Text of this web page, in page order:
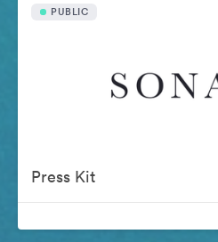
PUBLIC
Press Kit